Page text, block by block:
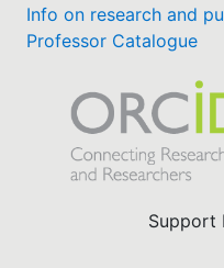
Info on research and
Professor Catalogue
Support